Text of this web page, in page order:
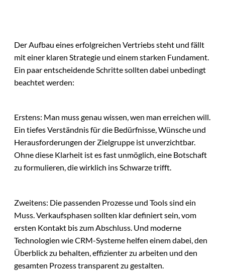
Der Aufbau eines erfolgreichen Vertriebs steht und fällt
mit einer klaren Strategie und einem starken Fundament.
Ein paar entscheidende Schritte sollten dabei unbedingt
beachtet werden:
Erstens: Man muss genau wissen, wen man erreichen will.
Ein tiefes Verständnis für die Bedürfnisse, Wünsche und
Herausforderungen der Zielgruppe ist unverzichtbar.
Ohne diese Klarheit ist es fast unmöglich, eine Botschaft
zu formulieren, die wirklich ins Schwarze trifft.
Zweitens: Die passenden Prozesse und Tools sind ein
Muss. Verkaufsphasen sollten klar definiert sein, vom
ersten Kontakt bis zum Abschluss. Und moderne
Technologien wie CRM-Systeme helfen einem dabei, den
Überblick zu behalten, effizienter zu arbeiten und den
gesamten Prozess transparent zu gestalten.